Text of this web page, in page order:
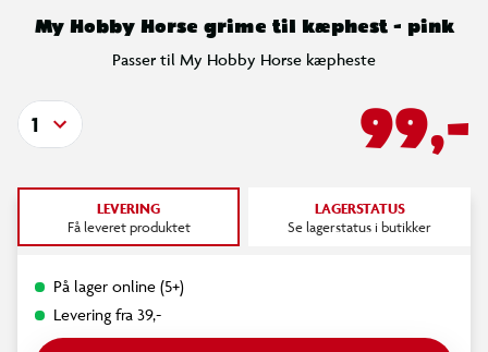
My Hobby Horse grime til kæphest - pink
Passer til My Hobby Horse kæpheste
99,-
1
LEVERING
Få leveret produktet
LAGERSTATUS
Se lagerstatus i butikker
På lager online (5+)
Levering fra 39,-